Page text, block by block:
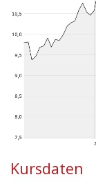
Kursdaten